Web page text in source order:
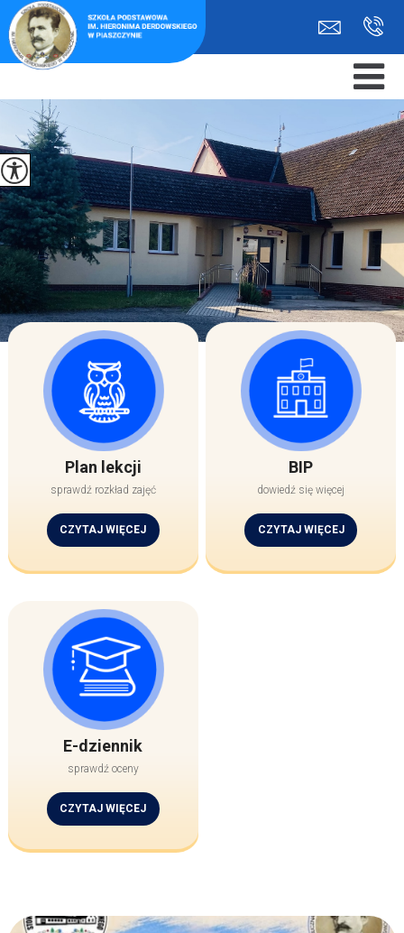
Plan lekcji
sprawdź rozkład zajęć
CZYTAJ WIĘCEJ
BIP
dowiedź się więcej
CZYTAJ WIĘCEJ
E-dziennik
sprawdź oceny
CZYTAJ WIĘCEJ